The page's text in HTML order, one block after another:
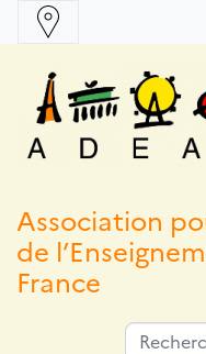
Association
de
France